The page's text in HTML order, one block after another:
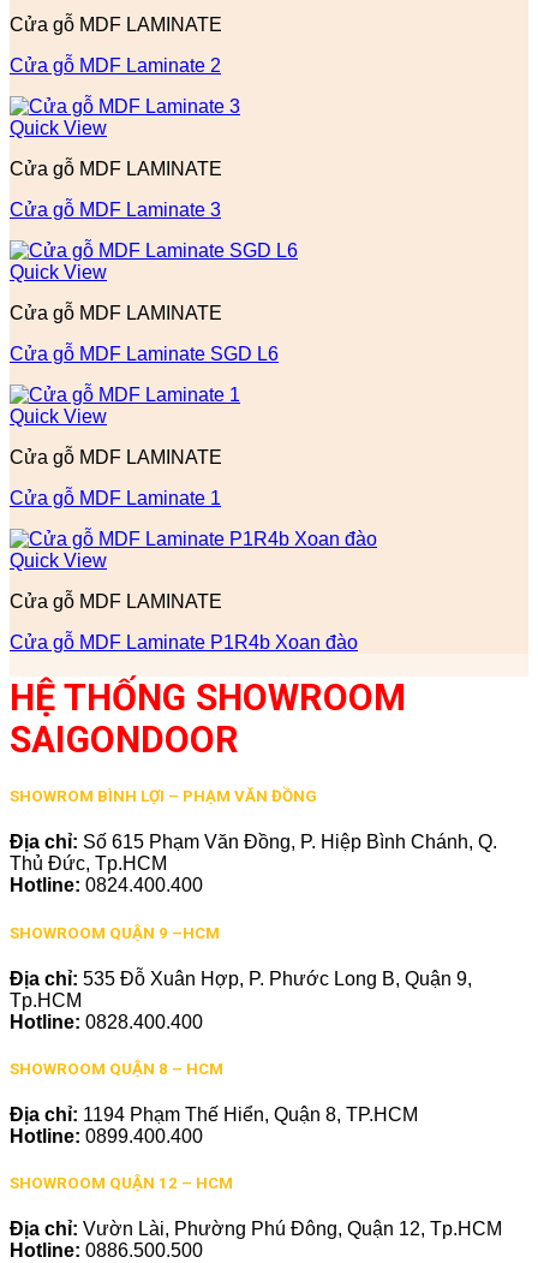
Cửa gỗ MDF LAMINATE
Cửa gỗ MDF Laminate 2
Quick View
Cửa gỗ MDF LAMINATE
Cửa gỗ MDF Laminate 3
Quick View
Cửa gỗ MDF LAMINATE
Cửa gỗ MDF Laminate SGD L6
Quick View
Cửa gỗ MDF LAMINATE
Cửa gỗ MDF Laminate 1
Quick View
Cửa gỗ MDF LAMINATE
Cửa gỗ MDF Laminate P1R4b Xoan đào
HỆ THỐNG SHOWROOM
SAIGONDOOR
SHOWROM BÌNH LỢI – PHẠM VĂN ĐỒNG
Địa chỉ: Số 615 Phạm Văn Đồng, P. Hiệp Bình Chánh, Q.
Thủ Đức, Tp.HCM
Hotline: 0824.400.400
SHOWROOM QUẬN 9 –HCM
Địa chỉ: 535 Đỗ Xuân Hợp, P. Phước Long B, Quận 9,
Tp.HCM
Hotline: 0828.400.400
SHOWROOM QUẬN 8 – HCM
Địa chỉ: 1194 Phạm Thế Hiển, Quận 8, TP.HCM
Hotline: 0899.400.400
SHOWROOM QUẬN 12 – HCM
Địa chỉ: Vườn Lài, Phường Phú Đông, Quận 12, Tp.HCM
Hotline: 0886.500.500